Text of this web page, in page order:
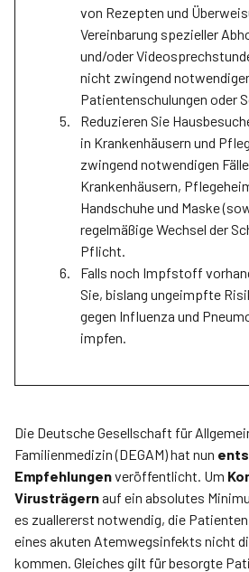
von Rezepten und
Vereinbarung spezieller
und/oder
nicht zwingend
Patientenschulungen oder
Reduzieren Sie
in Krankenhäusern und
zwingend notwendigen
Krankenhäusern,
Handschuhe und Maske
regelmäßige Wechsel der
Pflicht.
Falls noch Impfstoff
Sie, bislang ungeimpfte
gegen Influenza und
impfen.
Die Deutsche Gesellschaft für
Familienmedizin (DEGAM) hat nun
Empfehlungenveröffentlicht. Um
Virusträgernauf ein absolutes
es zuallererst notwendig, die
eines akuten Atemwegsinfekts nicht
kommen. Gleiches gilt für besorgte